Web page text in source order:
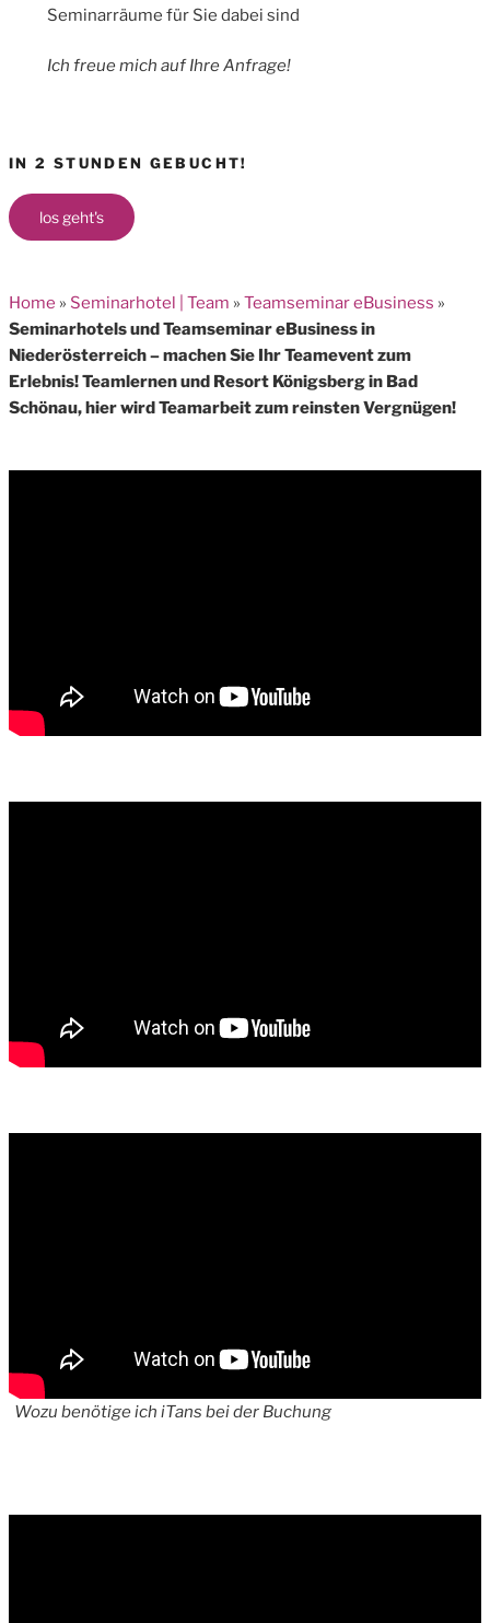
Seminarräume für Sie dabei sind
Ich freue mich auf Ihre Anfrage!
IN 2 STUNDEN GEBUCHT!
los geht's
Home » Seminarhotel | Team » Teamseminar eBusiness »
Seminarhotels und Teamseminar eBusiness in
Niederösterreich – machen Sie Ihr Teamevent zum
Erlebnis! Teamlernen und Resort Königsberg in Bad
Schönau, hier wird Teamarbeit zum reinsten Vergnügen!
Wozu benötige ich iTans bei der Buchung